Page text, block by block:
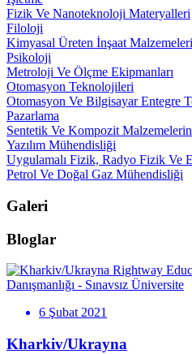
Fizik Ve Nanoteknoloji Materyalleri
Filoloji
Kimyasal Üreten İnşaat
Psikoloji
Metroloji Ve Ölçme Ekipmanları
Otomasyon Teknolojileri
Otomasyon Ve Bilgisayar Entegre
Pazarlama
Sentetik Ve Kompozit
Yazılım Mühendisliği
Uygulamalı Fizik, Radyo Fizik Ve
Petrol Ve Doğal Gaz Mühendisliği
Galeri
Bloglar
Rightway
Danışmanlığı - Sınavsız Üniversite
6 Şubat 2021
Kharkiv/Ukrayna